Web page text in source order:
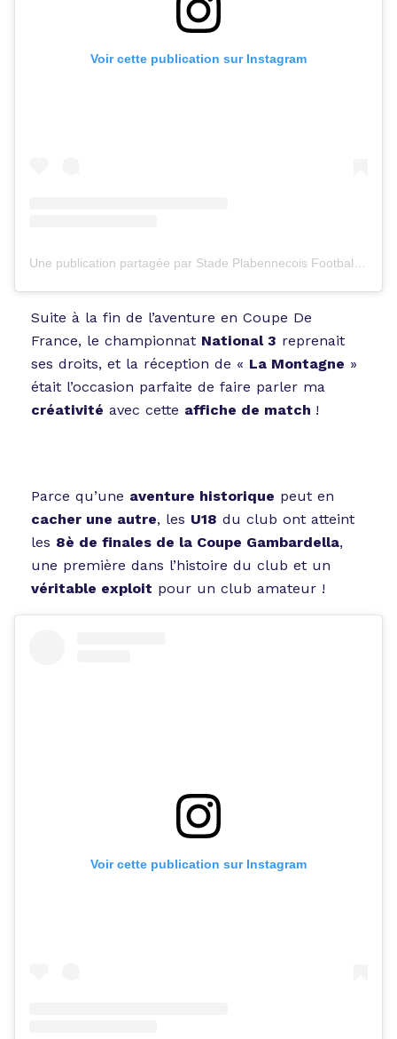
Voir cette publication sur Instagram
Suite à la fin de l’aventure en Coupe De
France, le championnat National 3 reprenait
ses droits, et la réception de « La Montagne »
était l’occasion parfaite de faire parler ma
créativité avec cette affiche de match !
Parce qu’une aventure historique peut en
cacher une autre, les U18 du club ont atteint
les 8è de finales de la Coupe Gambardella,
une première dans l’histoire du club et un
véritable exploit pour un club amateur !
Voir cette publication sur Instagram